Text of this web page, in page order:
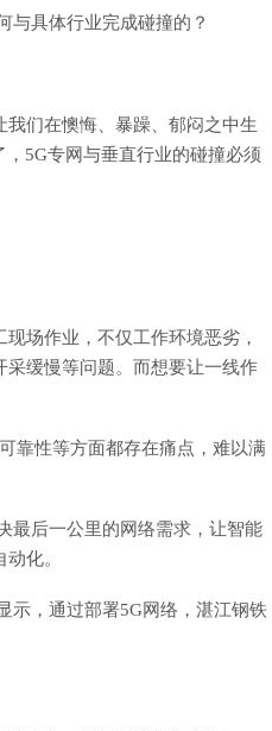
与具体行业完成碰撞的？
们在懊悔、暴躁、郁闷之中生
5G专网与垂直行业的碰撞必须
场作业，不仅工作环境恶劣，
缓慢等问题。而想要让一线作
靠性等方面都存在痛点，难以满
最后一公里的网络需求，让智能
化。
示，通过部署5G网络，湛江钢铁